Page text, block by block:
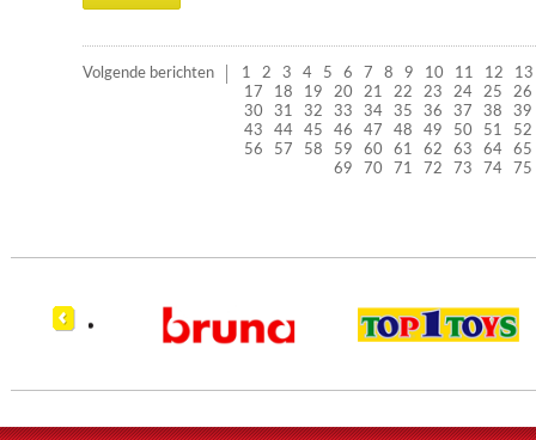
Volgende berichten 1 2 3 4 5 6 7 8 9 10 11 12
13
17
18 19 20 21 22 23 24 25
26
30
31 32 33 34 35 36 37 38
39
43
44 45 46 47 48 49 50 51
52
56
57 58 59 60 61 62 63 64
65
69
70 71 72 73 74 75